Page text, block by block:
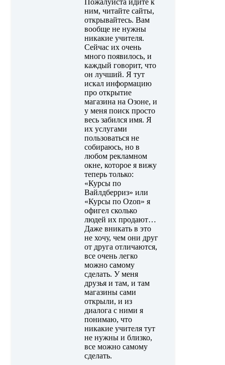
ним, читайте сайты,
открывайтесь. Вам
вообще не нужны
никакие учителя.
Сейчас их очень
много появилось, и
каждый говорит, что
он лучший. Я тут
искал информацию
про открытие
магазина на Озоне, и
у меня поиск просто
весь забился имя. Я
их услугами
пользоваться не
собираюсь, но в
любом рекламном
окне, которое я вижу
теперь только:
«Курсы по
Вайлдберриз» или
«Курсы по Ozon» я
офигел сколько
людей их продают…
Даже вникать в это
не хочу, чем они друг
от друга отличаются,
все очень легко
можно самому
сделать. У меня
друзья и там, и там
магазины сами
открыли, и из
диалога с ними я
понимаю, что
никакие учителя тут
не нужны и близко,
все можно самому
сделать.